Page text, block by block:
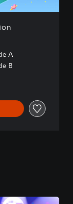
A
B